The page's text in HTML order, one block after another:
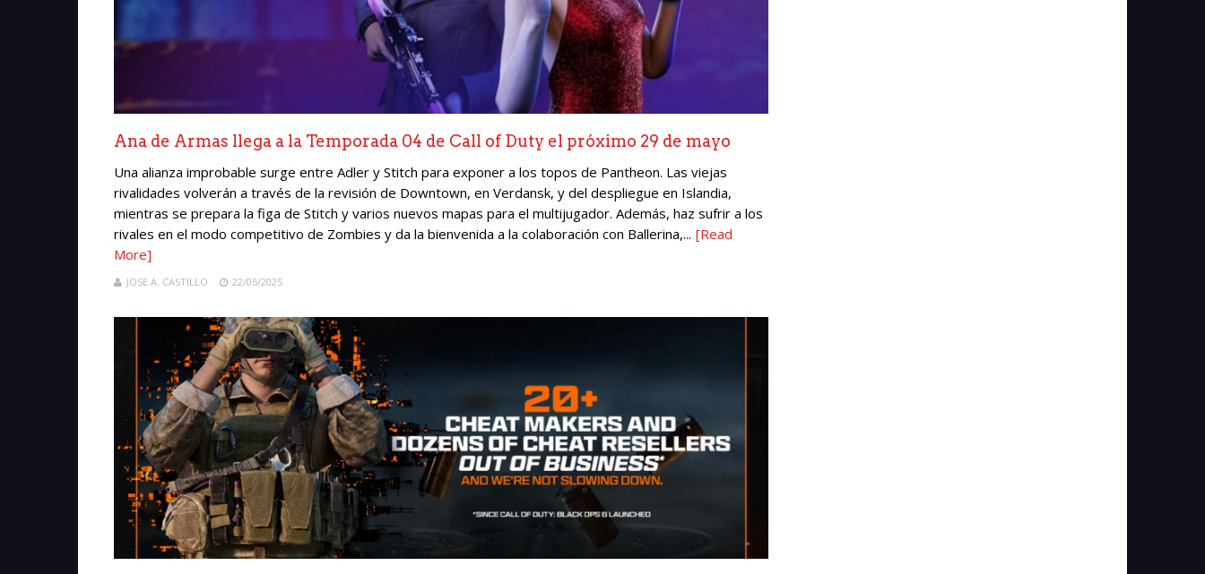
Ana de Armas llega a la Temporada 04 de Call of Duty el próximo 29 de mayo
Una alianza improbable surge entre Adler y Stitch para exponer a los topos de Pantheon. Las viejas
rivalidades volverán a través de la revisión de Downtown, en Verdansk, y del despliegue en Islandia,
mientras se prepara la figa de Stitch y varios nuevos mapas para el multijugador. Además, haz sufrir a los
rivales en el modo competitivo de Zombies y da la bienvenida a la colaboración con Ballerina,... [Read
More]
JOSE A. CASTILLO 22/05/2025